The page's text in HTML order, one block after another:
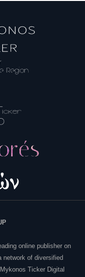
online publisher on
network of diversified
Ticker Digital